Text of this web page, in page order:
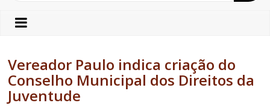
Vereador Paulo indica criação do
Conselho Municipal dos Direitos da
Juventude